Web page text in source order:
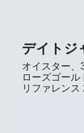
デイトジ
オイスター、
ローズゴール
リファレンス